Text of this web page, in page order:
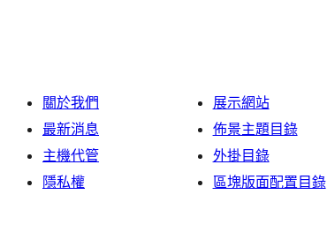
關於我們
最新消息
主機代管
隱私權
展示網站
佈景主題目錄
外掛目錄
區塊版面配置目錄